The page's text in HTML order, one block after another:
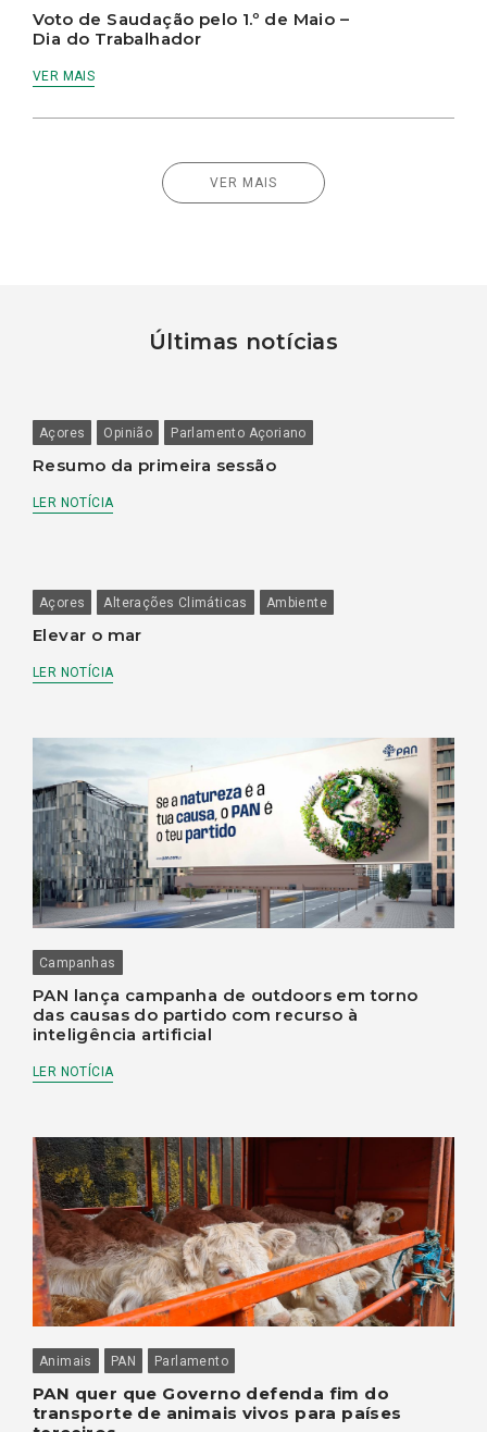
Voto de Saudação pelo 1.º de Maio –
Dia do Trabalhador
VER MAIS
VER MAIS
Últimas notícias
Açores Opinião Parlamento Açoriano
Resumo da primeira sessão
LER NOTÍCIA
Açores Alterações Climáticas Ambiente
Elevar o mar
LER NOTÍCIA
Campanhas
PAN lança campanha de outdoors em torno
das causas do partido com recurso à
inteligência artificial
LER NOTÍCIA
Animais PAN Parlamento
PAN quer que Governo defenda fim do
transporte de animais vivos para países